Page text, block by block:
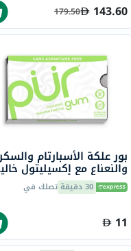
143.60
179.50
بور علكة الأسبارتام
والنعناع مع إكسيليتول
من السكر 9 قطع
30 دقيقة تصلك في
11